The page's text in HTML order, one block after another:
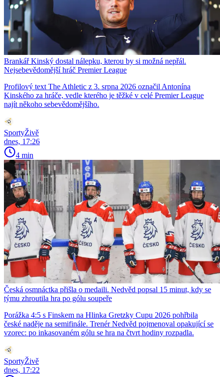
Brankář Kinský dostal nálepku, kterou by si možná nepřál.
Nejsebevědomější hráč Premier League
Profilový text The Athletic z 3. srpna 2026 označil Antonína
Kinského za hráče, vedle kterého je těžké v celé Premier League
najít někoho sebevědomějšího.
SportyŽivě
dnes, 17:26
4 min
Česká osmnáctka přišla o medaili. Nedvěd popsal 15 minut, kdy se
týmu zhroutila hra po gólu soupeře
Porážka 4:5 s Finskem na Hlinka Gretzky Cupu 2026 pohřbila
české naděje na semifinále. Trenér Nedvěd pojmenoval opakující se
vzorec: po inkasovaném gólu se hra na čtvrt hodiny rozpadla.
SportyŽivě
dnes, 17:22